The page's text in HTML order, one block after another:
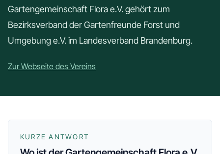
Gartengemeinschaft Flora e.V. gehört zum
Bezirksverband der Gartenfreunde Forst und
Umgebung e.V. im Landesverband Brandenburg.
Zur Webseite des Vereins
KURZE ANTWORT